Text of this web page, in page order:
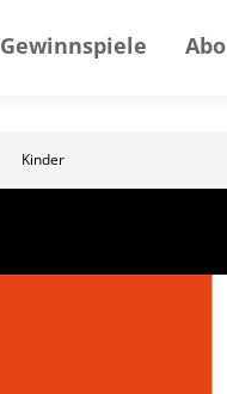
Gewinnspiele Abo
Kinder